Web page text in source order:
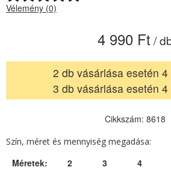
Vélemény (0)
4 990 Ft /
2 db vásárlása esetén
3 db vásárlása esetén
Cikkszám: 8618
Szín, méret és mennyiség megadása:
Méretek: 2 3 4